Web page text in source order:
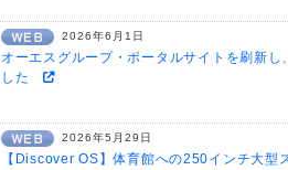
2026年6月1日
オーエスグループ・ポータルサイトを刷新し
した
2026年5月29日
【Discover OS】体育館への250インチ大型